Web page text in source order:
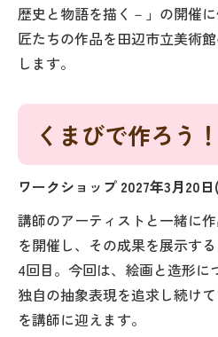
歴史と物語を描く－」の開催
匠たちの作品を田辺市立美術
します。
くまびで作ろう
ワークショップ 2027年3月20
講師のアーティストと一緒に
を開催し、その成果を展示す
4回目。今回は、絵画と造形に
独自の抽象表現を追求し続けて
を講師に迎えます。